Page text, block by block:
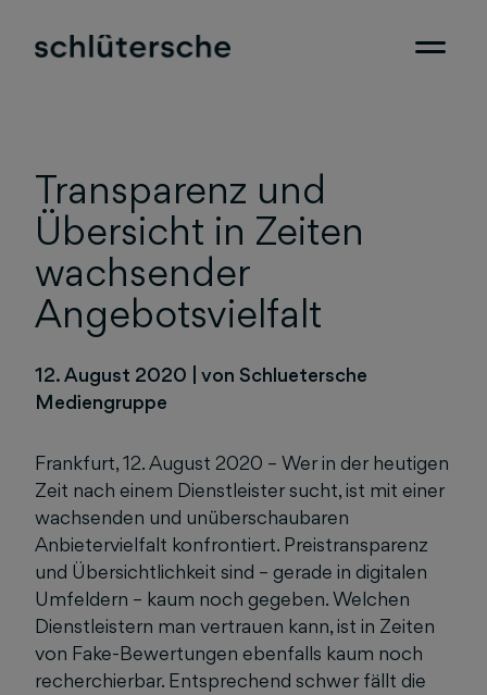
Transparenz und
Übersicht in Zeiten
wachsender
Angebotsvielfalt
12. August 2020
von Schluetersche
Mediengruppe
Frankfurt, 12. August 2020 – Wer in der heutigen
Zeit nach einem Dienstleister sucht, ist mit einer
wachsenden und unüberschaubaren
Anbietervielfalt konfrontiert. Preistransparenz
und Übersichtlichkeit sind – gerade in digitalen
Umfeldern – kaum noch gegeben. Welchen
Dienstleistern man vertrauen kann, ist in Zeiten
von Fake-Bewertungen ebenfalls kaum noch
recherchierbar. Entsprechend schwer fällt die